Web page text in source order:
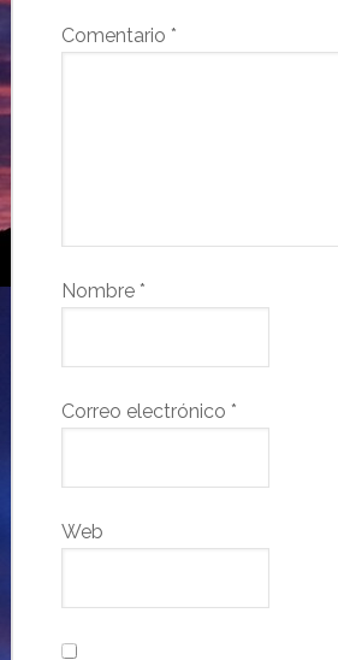
Comentario *
Nombre *
Correo electrónico *
Web